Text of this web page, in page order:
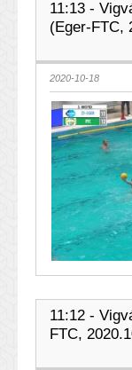
11:13 -
(Eger-FTC,
2020-10-18
11:12 -
FTC,